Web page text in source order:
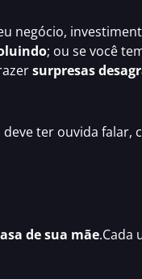
negócio,
; ou se você
surpresas
deve ter ouvida falar,
de sua mãe.Cada